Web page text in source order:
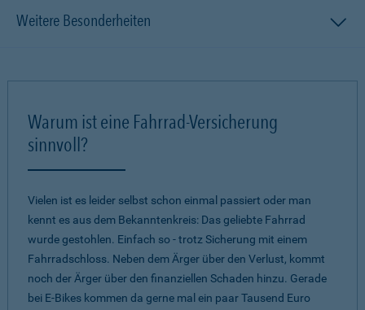
Weitere Besonderheiten
Warum ist eine Fahrrad-Versicherung
sinnvoll?
Vielen ist es leider selbst schon einmal passiert oder man
kennt es aus dem Bekanntenkreis: Das geliebte Fahrrad
wurde gestohlen. Einfach so - trotz Sicherung mit einem
Fahrradschloss. Neben dem Ärger über den Verlust, kommt
noch der Ärger über den finanziellen Schaden hinzu. Gerade
bei E-Bikes kommen da gerne mal ein paar Tausend Euro